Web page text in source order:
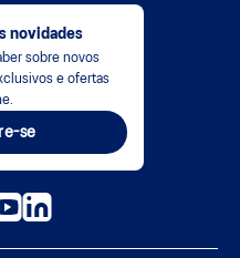
novidades
sobre novos
e ofertas
se